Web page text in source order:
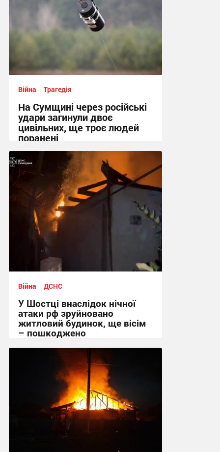
Війна Трагедія
На Сумщині через російські
удари загинули двоє
цивільних, ще троє людей
поранені
14:12 вчора
Війна ДСНС
У Шостці внаслідок нічної
атаки рф зруйновано
житловий будинок, ще вісім
– пошкоджено